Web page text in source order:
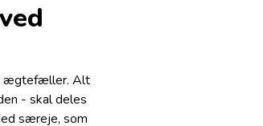
ægtefæller. Alt
- skal deles
særeje, som